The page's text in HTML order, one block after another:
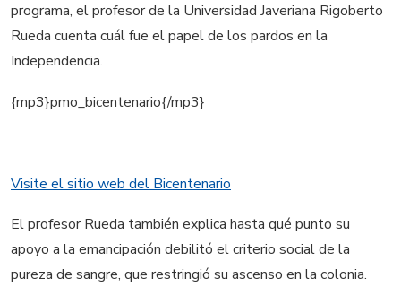
programa, el profesor de la Universidad Javeriana Rigoberto
Rueda cuenta cuál fue el papel de los pardos en la
Independencia.
{mp3}pmo_bicentenario{/mp3}
Visite el sitio web del Bicentenario
El profesor Rueda también explica hasta qué punto su
apoyo a la emancipación debilitó el criterio social de la
pureza de sangre, que restringió su ascenso en la colonia.